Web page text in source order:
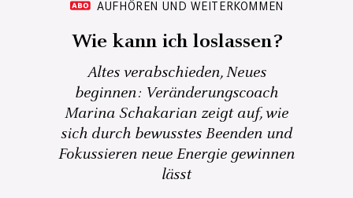
AUFHÖREN UND WEITERKOMMEN
Wie kann ich loslassen?
Altes verabschieden, Neues
beginnen: Veränderungscoach
Marina Schakarian zeigt auf, wie
sich durch bewusstes Beenden und
Fokussieren neue Energie gewinnen
lässt